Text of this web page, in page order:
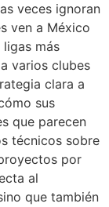
veces ignoran
ven a México
más
varios clubes
clara a
sus
que parecen
técnicos sobre
por
al
que también